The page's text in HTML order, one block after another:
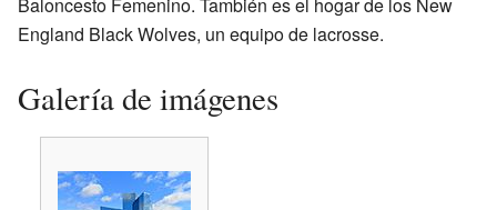
England Black Wolves, un equipo de lacrosse.
Galería de imágenes